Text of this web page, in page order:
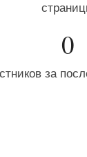
0
за